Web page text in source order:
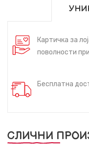
Картичка за
поволности
Бесплатна
СЛИЧНИ